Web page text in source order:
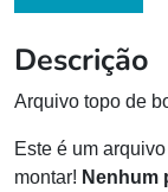
Descrição
Arquivo topo de
Este é um arquivo
montar! Nenhum